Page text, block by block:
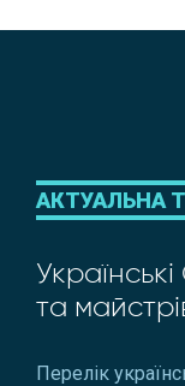
АКТУАЛЬНА
та
Перелік